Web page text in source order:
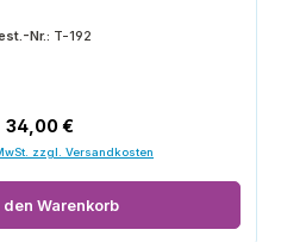
Nr.: T-192
Regulärer Preis:
34,00 €
zzgl. Versandkosten
den Warenkorb